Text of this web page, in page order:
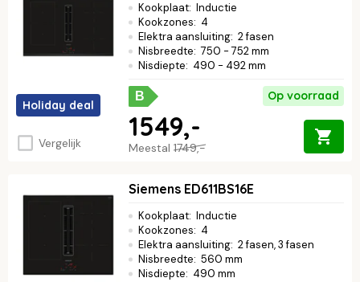
Holiday deal
Vergelijk
Kookplaat: Inductie
Kookzones: 4
Elektra aansluiting: 2 fasen
Nisbreedte: 750 - 752 mm
Nisdiepte: 490 - 492 mm
B Op voorraad
Meestal 1749,-
1549,-
Siemens ED611BS16E
Kookplaat: Inductie
Kookzones: 4
Elektra aansluiting: 2 fasen, 3 fasen
Nisbreedte: 560 mm
Nisdiepte: 490 mm